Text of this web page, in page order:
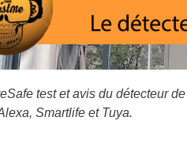
test et avis du détecteur
Smartlife et Tuya.